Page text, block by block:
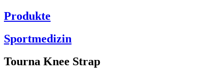
Produkte
Sportmedizin
Tourna Knee Strap